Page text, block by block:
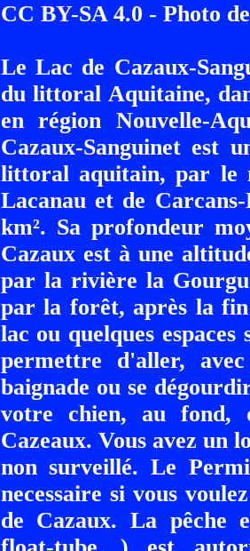
CC BY-SA 4.0 - Photo
Le Lac de Cazaux-
du littoral Aquitaine,
en région Nouvelle-
Cazaux-Sanguinet est
littoral aquitain, par le
Lacanau et de
km². Sa profondeur
Cazaux est à une
par la rivière la
par la forêt, après la
lac ou quelques
permettre d'aller,
baignade ou se
votre chien, au fond,
Cazeaux. Vous avez un
non surveillé. Le
necessaire si vous
de Cazaux. La pêche